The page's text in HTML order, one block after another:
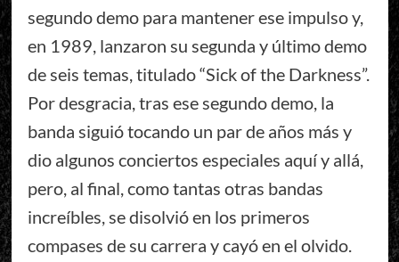
segundo demo para mantener ese impulso y,
en 1989, lanzaron su segunda y último demo
de seis temas, titulado “Sick of the Darkness”.
Por desgracia, tras ese segundo demo, la
banda siguió tocando un par de años más y
dio algunos conciertos especiales aquí y allá,
pero, al final, como tantas otras bandas
increíbles, se disolvió en los primeros
compases de su carrera y cayó en el olvido.